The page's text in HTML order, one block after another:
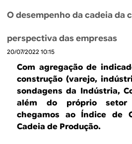
e
o
0
2
e
t
á
s
n
d
r
A
u
m
e
n
o
O desempenho da cadeia da
perspectiva das empresas
20/07/2022 10:15
Com agregação de
construção (varejo,
sondagens da Indústria,
além do próprio setor
chegamos ao Índice de
Cadeia de Produção.